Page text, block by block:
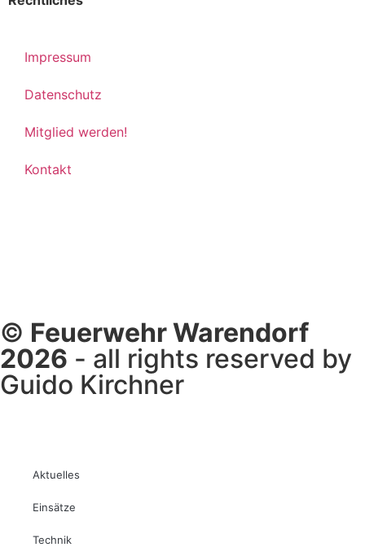
Impressum
Datenschutz
Mitglied werden!
Kontakt
© Feuerwehr Warendorf
2026 - all rights reserved by
Guido Kirchner
Aktuelles
Einsätze
Technik